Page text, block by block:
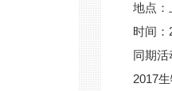
地点：
时间：
同期
2017